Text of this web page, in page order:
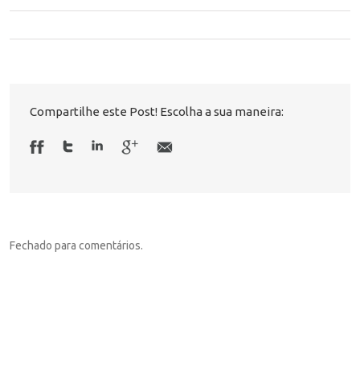
Compartilhe este Post! Escolha a sua maneira:
Fechado para comentários.